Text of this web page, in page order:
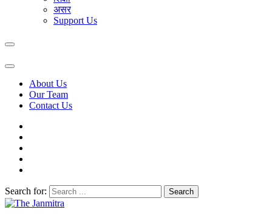
असर
Support Us
About Us
Our Team
Contact Us
Search for: